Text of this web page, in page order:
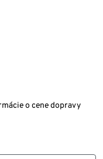
o cene dopravy